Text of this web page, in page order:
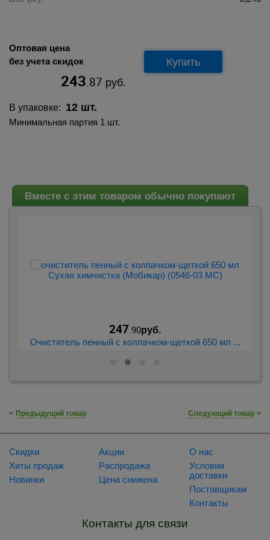
Оптовая цена
без учета скидок
243.87 руб.
Купить
В упаковке: 12 шт.
Минимальная партия 1 шт.
Вместе с этим товаром обычно покупают
247 .90руб.
Очиститель пенный с колпачком-щеткой 650 мл ...
< Предыдущий товар Следующий товар >
Скидки
Хиты продаж
Новинки
Акции
Распродажа
Цена снижена
О нас
Условия
доставки
Поставщикам
Контакты
Контакты для связи